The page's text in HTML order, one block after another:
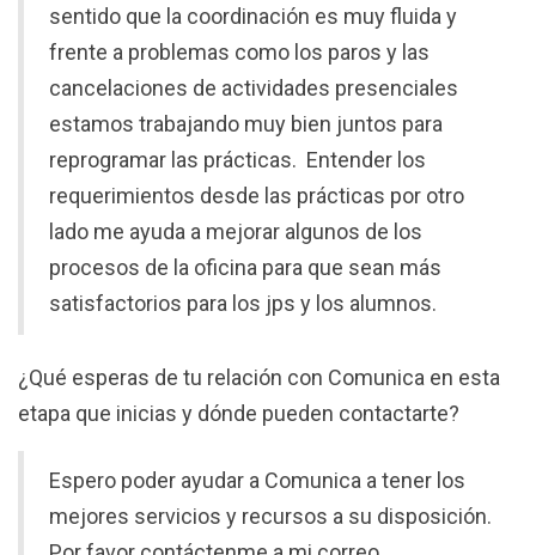
sentido que la coordinación es muy fluida y
frente a problemas como los paros y las
cancelaciones de actividades presenciales
estamos trabajando muy bien juntos para
reprogramar las prácticas. Entender los
requerimientos desde las prácticas por otro
lado me ayuda a mejorar algunos de los
procesos de la oficina para que sean más
satisfactorios para los jps y los alumnos.
¿Qué esperas de tu relación con Comunica en esta
etapa que inicias y dónde pueden contactarte?
Espero poder ayudar a Comunica a tener los
mejores servicios y recursos a su disposición.